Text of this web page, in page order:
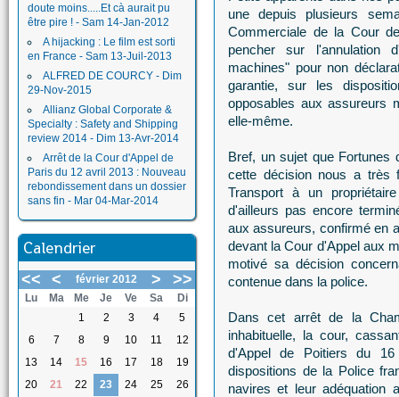
doute moins.....Et cà aurait pu
être pire ! - Sam 14-Jan-2012
A hijacking : Le film est sorti
en France - Sam 13-Juil-2013
ALFRED DE COURCY - Dim
29-Nov-2015
Allianz Global Corporate &
Specialty : Safety and Shipping
review 2014 - Dim 13-Avr-2014
Arrêt de la Cour d'Appel de
Paris du 12 avril 2013 : Nouveau
rebondissement dans un dossier
sans fin - Mar 04-Mar-2014
Calendrier
<< < février 2012 > >>
Lu Ma Me Je Ve Sa
Di
1
2 3 4
5
6
7 8 9 10 11
12
13
14 15 16 17 18
19
20
21 22 23 24 25
26
une depuis plusieurs
Commerciale de la Cour
pencher sur l'annulation
machines" pour non
garantie, sur les
opposables aux assureurs
elle-même.
Bref, un sujet que Fortunes
cette décision nous a très
Transport à un
d'ailleurs pas encore
aux assureurs, confirmé en
devant la Cour d'Appel aux
motivé sa décision
contenue dans la police.
Dans cet arrêt de la
inhabituelle, la cour,
d'Appel de Poitiers du
dispositions de la Police
navires et leur adéquation